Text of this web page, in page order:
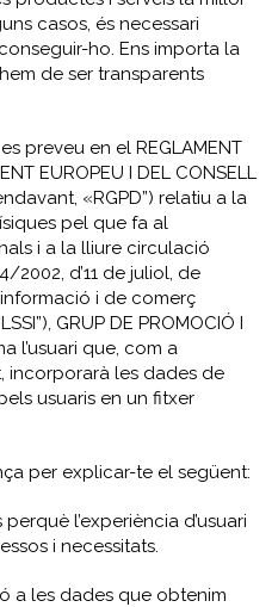
casos, és necessari
ho. Ens importa la
de ser transparents
preveu en el REGLAMENT
EUROPEU I DEL CONSELL
«RGPD”) relatiu a la
pel que fa al
i a la lliure circulació
2002, d’11 de juliol, de
i de comerç
GRUP DE PROMOCIÓ I
l’usuari que, com a
incorporarà les dades de
usuaris en un fitxer
per explicar-te el següent:
l’experiència d’usuari
i necessitats.
a les dades que obtenim